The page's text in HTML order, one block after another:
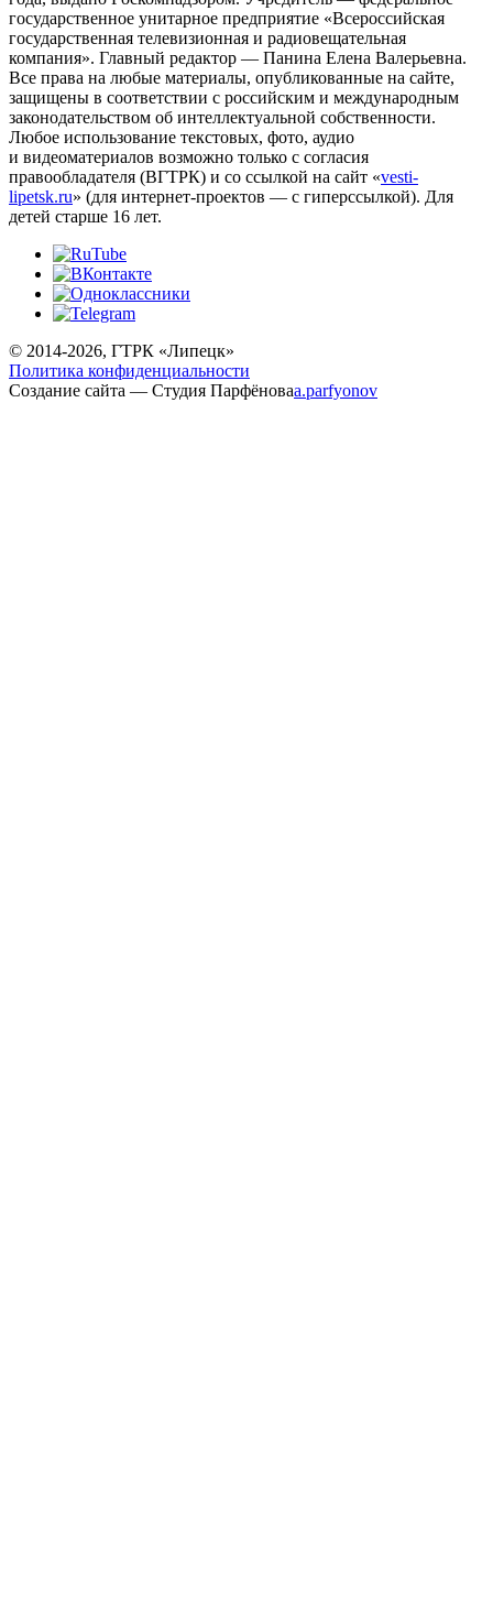
государственное унитарное предприятие «Всероссийская
государственная телевизионная и радиовещательная
компания». Главный редактор — Панина Елена Валерьевна.
Все права на любые материалы, опубликованные на сайте,
защищены в соответствии с российским и международным
законодательством об интеллектуальной собственности.
Любое использование текстовых, фото, аудио
и видеоматериалов возможно только с согласия
правообладателя (ВГТРК) и со ссылкой на сайт «vesti-
lipetsk.ru» (для интернет-проектов — с гиперссылкой). Для
детей старше 16 лет.
© 2014-2026, ГТРК «Липецк»
Политика конфиденциальности
Создание сайта — Cтудия Парфёноваa.parfyonov